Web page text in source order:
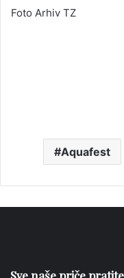
Foto Arhiv TZ
Aquafest